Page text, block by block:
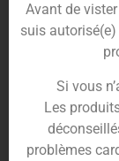
Le e-liquide
Plongez
création
caramel.
Avant de
suis
Si vous
Les
problèmes